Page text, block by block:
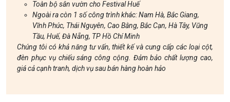
Toàn bộ sân vườn cho Festival Huế
Ngoài ra còn 1 số công trình khác: Nam Hà, Bắc Giang,
Vĩnh Phúc, Thái Nguyên, Cao Bằng, Bắc Cạn, Hà Tây, Vũng
Tầu, Huế, Đà Nẵng, TP Hồ Chí Minh
Chúng tôi có khả năng tư vấn, thiết kế và cung cấp các loại cột,
đèn phục vụ chiếu sáng công cộng. Đảm bảo chất lượng cao,
giá cả cạnh tranh, dịch vụ sau bán hàng hoàn hảo